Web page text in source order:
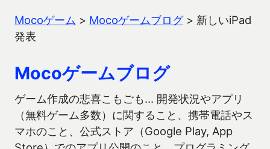
Mocoゲーム > Mocoゲームブログ> 新しいiPad
発表
Mocoゲームブログ
ゲーム作成の悲喜こもごも… 開発状況やアプリ
（無料ゲーム多数）に関すること、携帯電話やス
マホのこと、公式ストア（Google Play, App